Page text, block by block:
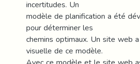
incertitudes. Un
modèle de planification a été
pour déterminer les
chemins optimaux. Un site web
visuelle de ce modèle.